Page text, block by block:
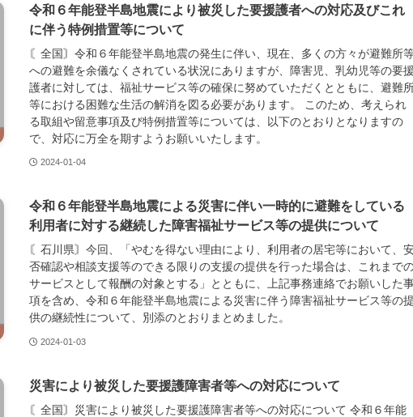
令和６年能登半島地震により被災した要援護者への対応及びこれ
に伴う特例措置等について
〘全国〙令和６年能登半島地震の発生に伴い、現在、多くの方々が避難所
への避難を余儀なくされている状況にありますが、障害児、乳幼児等の要援
護者に対しては、福祉サービス等の確保に努めていただくとともに、避難
等における困難な生活の解消を図る必要があります。 このため、考えられ
る取組や留意事項及び特例措置等については、以下のとおりとなりますの
で、対応に万全を期すようお願いいたします。
2024-01-04
令和６年能登半島地震による災害に伴い一時的に避難をしている
利用者に対する継続した障害福祉サービス等の提供について
〘石川県〙今回、「やむを得ない理由により、利用者の居宅等において、
否確認や相談支援等のできる限りの支援の提供を行った場合は、これまで
サービスとして報酬の対象とする」とともに、上記事務連絡でお願いした
項を含め、令和６年能登半島地震による災害に伴う障害福祉サービス等の提
供の継続性について、別添のとおりまとめました。
2024-01-03
災害により被災した要援護障害者等への対応について
〘全国〙災害により被災した要援護障害者等への対応について 令和６年能